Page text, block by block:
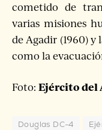
cometido de
varias misiones
de Agadir (1960) y
como la
Foto: Ejército del
Douglas DC-4